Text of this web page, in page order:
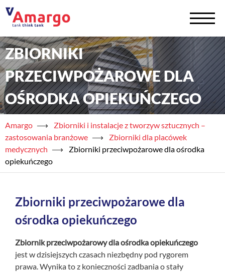
Zbiorniki na chemię +
Zbiorniki na wodę +
Serwis
Usługi
Półprodukty
Blog
Kontakt
ZBIORNIKI
PRZECIWPOŻAROWE DLA
OŚRODKA OPIEKUŃCZEGO
Amargo ⟶
Zbiorniki i instalacje z tworzyw sztucznych –
zastosowania branżowe ⟶
Zbiorniki dla placówek
medycznych ⟶
Zbiorniki przeciwpożarowe dla ośrodka
opiekuńczego
Zbiorniki przeciwpożarowe dla
ośrodka opiekuńczego
Zbiornik przeciwpożarowy dla ośrodka opiekuńczego
jest w dzisiejszych czasach niezbędny pod rygorem
prawa. Wynika to z konieczności zadbania o stały